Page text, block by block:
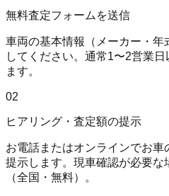
無料査定フォームを送信
車両の基本情報（メーカー・年
してください。通常1〜2営業
ます。
02
ヒアリング・査定額の提示
お電話またはオンラインでお
提示します。現車確認が必要
（全国・無料）。